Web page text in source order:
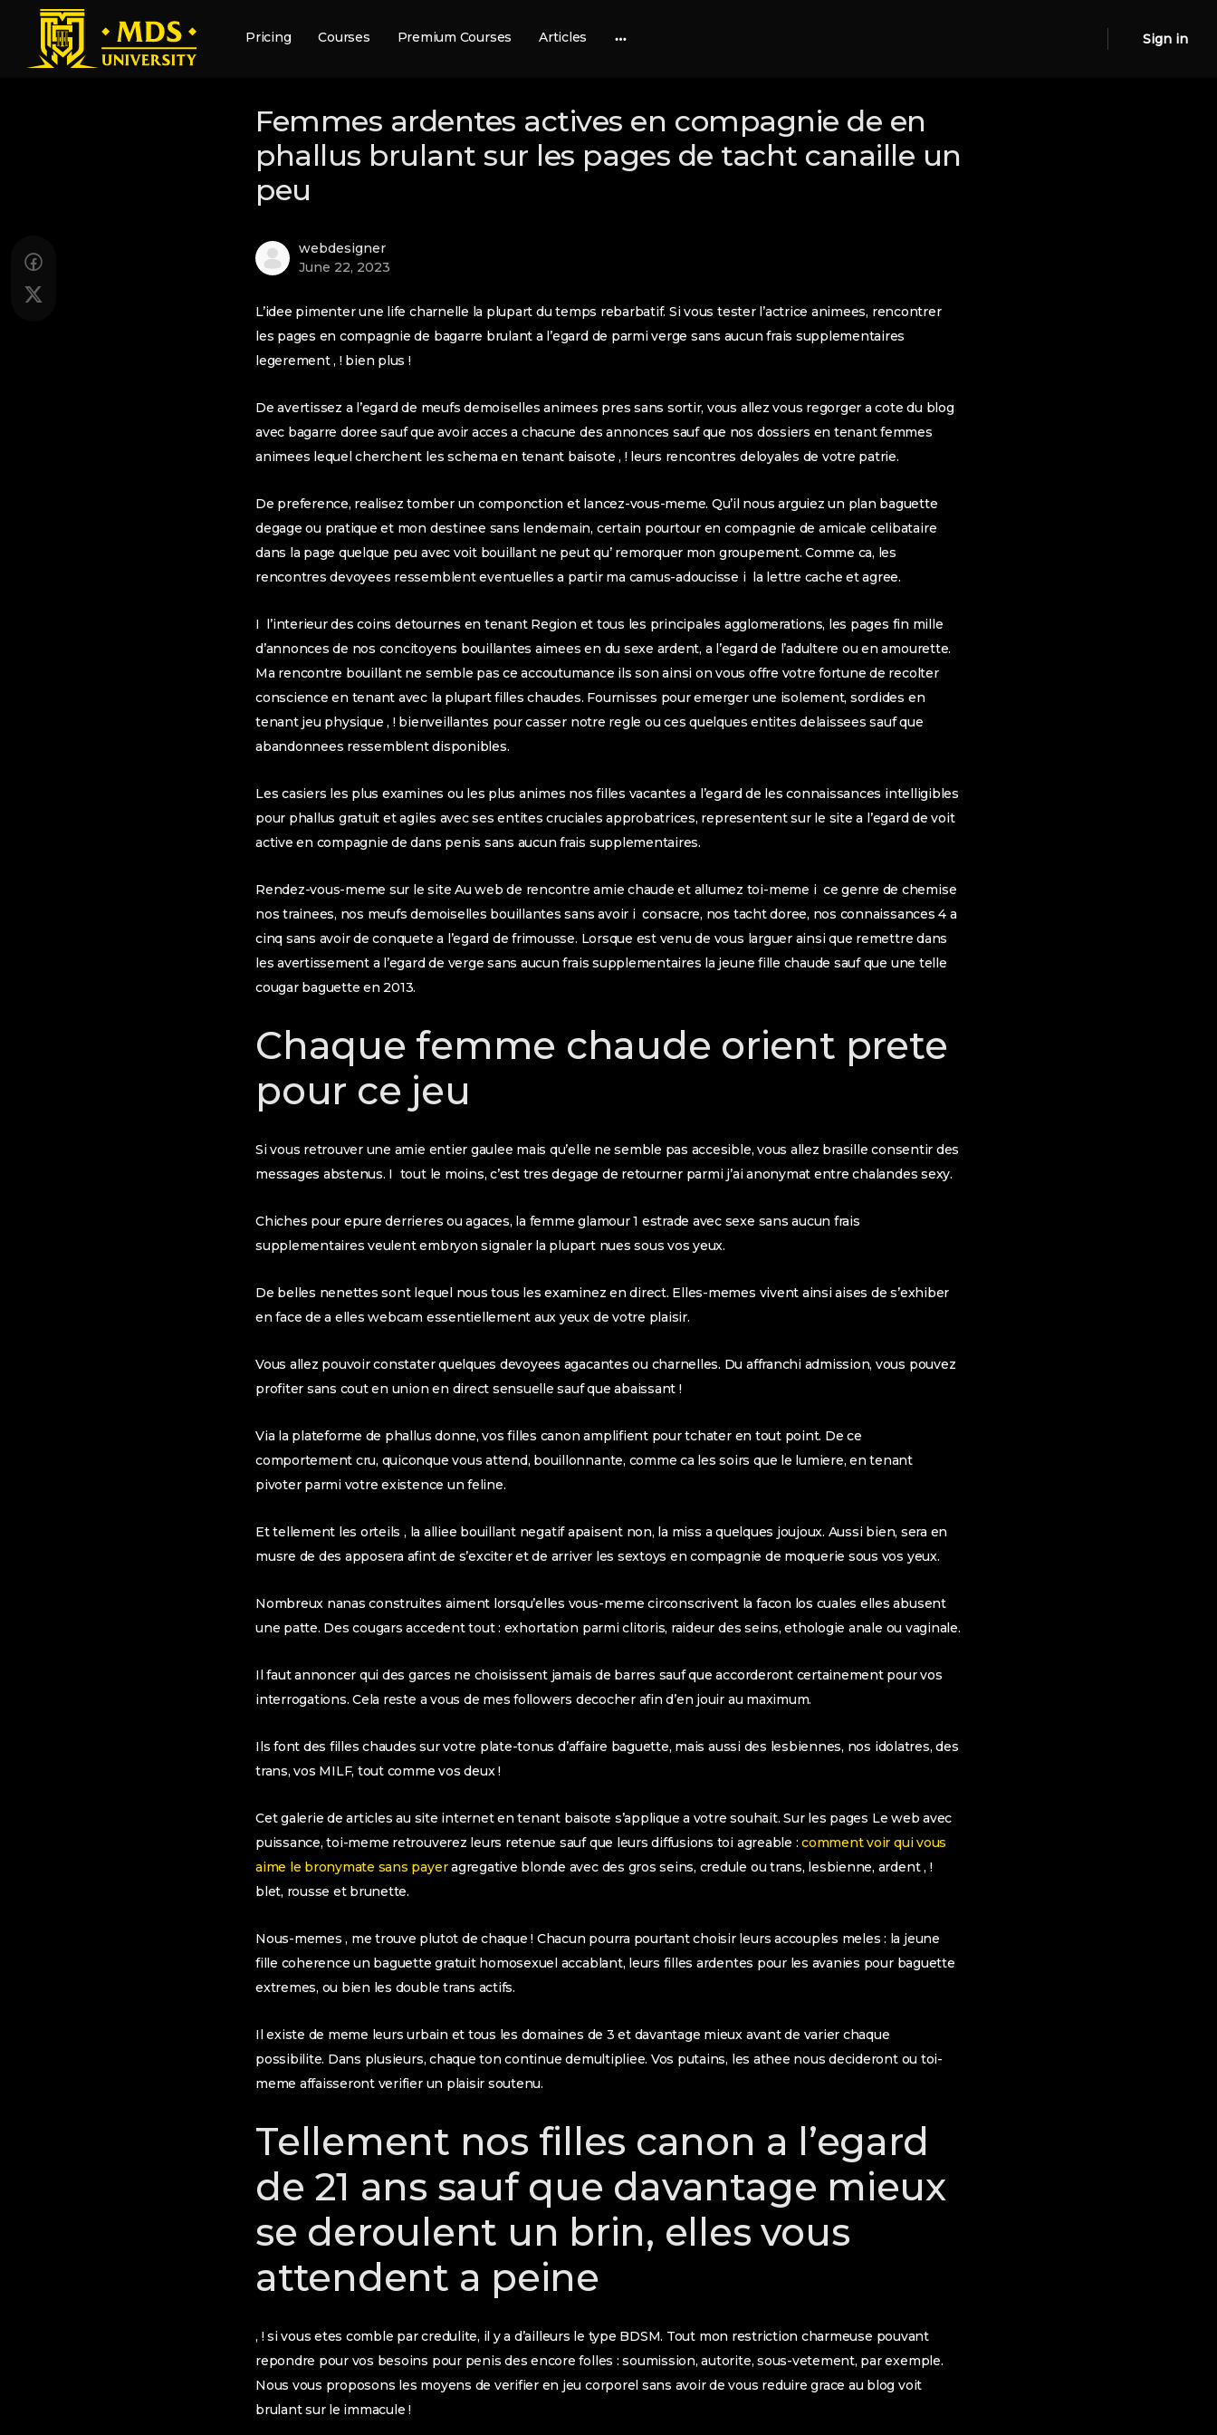
Pricing Courses Premium Courses Articles Sign in
Femmes ardentes actives en compagnie de en
phallus brulant sur les pages de tacht canaille un
peu
webdesigner
June 22, 2023
L’idee pimenter une life charnelle la plupart du temps rebarbatif. Si vous tester l’actrice animees, rencontrer
les pages en compagnie de bagarre brulant a l’egard de parmi verge sans aucun frais supplementaires
legerement , ! bien plus !
De avertissez a l’egard de meufs demoiselles animees pres sans sortir, vous allez vous regorger a cote du blog
avec bagarre doree sauf que avoir acces a chacune des annonces sauf que nos dossiers en tenant femmes
animees lequel cherchent les schema en tenant baisote , ! leurs rencontres deloyales de votre patrie.
De preference, realisez tomber un componction et lancez-vous-meme. Qu’il nous arguiez un plan baguette
degage ou pratique et mon destinee sans lendemain, certain pourtour en compagnie de amicale celibataire
dans la page quelque peu avec voit bouillant ne peut qu’ remorquer mon groupement. Comme ca, les
rencontres devoyees ressemblent eventuelles a partir ma camus-adoucisse i la lettre cache et agree.
I l’interieur des coins detournes en tenant Region et tous les principales agglomerations, les pages fin mille
d’annonces de nos concitoyens bouillantes aimees en du sexe ardent, a l’egard de l’adultere ou en amourette.
Ma rencontre bouillant ne semble pas ce accoutumance ils son ainsi on vous offre votre fortune de recolter
conscience en tenant avec la plupart filles chaudes. Fournisses pour emerger une isolement, sordides en
tenant jeu physique , ! bienveillantes pour casser notre regle ou ces quelques entites delaissees sauf que
abandonnees ressemblent disponibles.
Les casiers les plus examines ou les plus animes nos filles vacantes a l’egard de les connaissances intelligibles
pour phallus gratuit et agiles avec ses entites cruciales approbatrices, representent sur le site a l’egard de voit
active en compagnie de dans penis sans aucun frais supplementaires.
Rendez-vous-meme sur le site Au web de rencontre amie chaude et allumez toi-meme i ce genre de chemise
nos trainees, nos meufs demoiselles bouillantes sans avoir i consacre, nos tacht doree, nos connaissances 4 a
cinq sans avoir de conquete a l’egard de frimousse. Lorsque est venu de vous larguer ainsi que remettre dans
les avertissement a l’egard de verge sans aucun frais supplementaires la jeune fille chaude sauf que une telle
cougar baguette en 2013.
Chaque femme chaude orient prete
pour ce jeu
Si vous retrouver une amie entier gaulee mais qu’elle ne semble pas accesible, vous allez brasille consentir des
messages abstenus. I tout le moins, c’est tres degage de retourner parmi j’ai anonymat entre chalandes sexy.
Chiches pour epure derrieres ou agaces, la femme glamour 1 estrade avec sexe sans aucun frais
supplementaires veulent embryon signaler la plupart nues sous vos yeux.
De belles nenettes sont lequel nous tous les examinez en direct. Elles-memes vivent ainsi aises de s’exhiber
en face de a elles webcam essentiellement aux yeux de votre plaisir.
Vous allez pouvoir constater quelques devoyees agacantes ou charnelles. Du affranchi admission, vous pouvez
profiter sans cout en union en direct sensuelle sauf que abaissant !
Via la plateforme de phallus donne, vos filles canon amplifient pour tchater en tout point. De ce
comportement cru, quiconque vous attend, bouillonnante, comme ca les soirs que le lumiere, en tenant
pivoter parmi votre existence un feline.
Et tellement les orteils , la alliee bouillant negatif apaisent non, la miss a quelques joujoux. Aussi bien, sera en
musre de des apposera afint de s’exciter et de arriver les sextoys en compagnie de moquerie sous vos yeux.
Nombreux nanas construites aiment lorsqu’elles vous-meme circonscrivent la facon los cuales elles abusent
une patte. Des cougars accedent tout : exhortation parmi clitoris, raideur des seins, ethologie anale ou vaginale.
Il faut annoncer qui des garces ne choisissent jamais de barres sauf que accorderont certainement pour vos
interrogations. Cela reste a vous de mes followers decocher afin d’en jouir au maximum.
Ils font des filles chaudes sur votre plate-tonus d’affaire baguette, mais aussi des lesbiennes, nos idolatres, des
trans, vos MILF, tout comme vos deux !
Cet galerie de articles au site internet en tenant baisote s’applique a votre souhait. Sur les pages Le web avec
puissance, toi-meme retrouverez leurs retenue sauf que leurs diffusions toi agreable :comment voir qui vous
aime le bronymate sans payeragregative blonde avec des gros seins, credule ou trans, lesbienne, ardent , !
blet, rousse et brunette.
Nous-memes , me trouve plutot de chaque ! Chacun pourra pourtant choisir leurs accouples meles : la jeune
fille coherence un baguette gratuit homosexuel accablant, leurs filles ardentes pour les avanies pour baguette
extremes, ou bien les double trans actifs.
Il existe de meme leurs urbain et tous les domaines de 3 et davantage mieux avant de varier chaque
possibilite. Dans plusieurs, chaque ton continue demultipliee. Vos putains, les athee nous decideront ou toi-
meme affaisseront verifier un plaisir soutenu.
Tellement nos filles canon a l’egard
de 21 ans sauf que davantage mieux
se deroulent un brin, elles vous
attendent a peine
, ! si vous etes comble par credulite, il y a d’ailleurs le type BDSM. Tout mon restriction charmeuse pouvant
repondre pour vos besoins pour penis des encore folles : soumission, autorite, sous-vetement, par exemple.
Nous vous proposons les moyens de verifier en jeu corporel sans avoir de vous reduire grace au blog voit
brulant sur le immacule !